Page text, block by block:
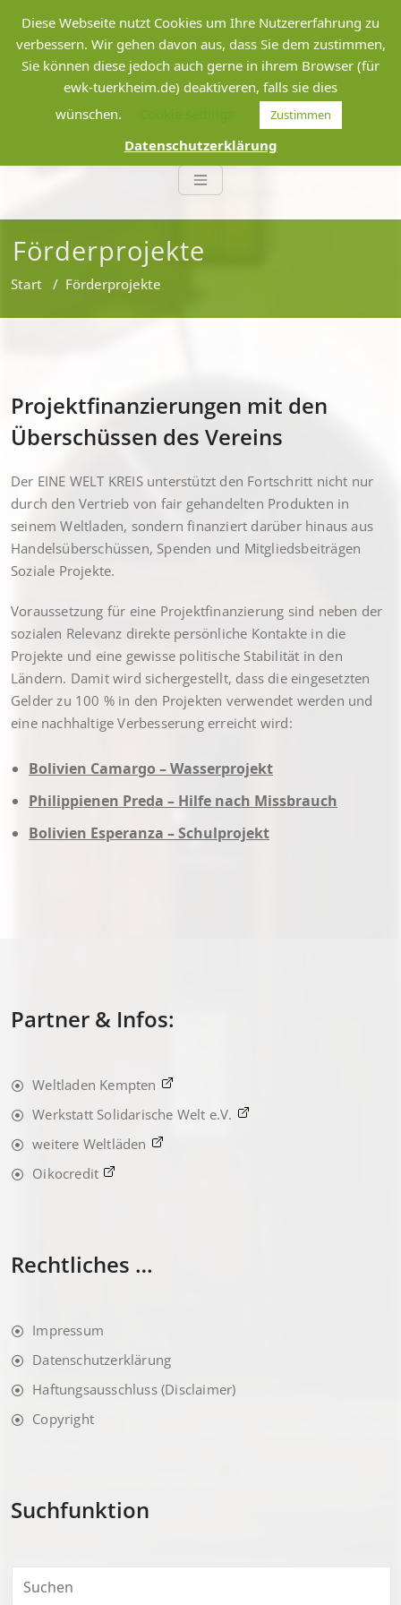
Inhalt
springen
Weltladen Türkheim
Eine-Welt-Kreis Türkheim e.V.
Förderprojekte
Start / Förderprojekte
Projektfinanzierungen mit den
Überschüssen des Vereins
Der EINE WELT KREIS unterstützt den Fortschritt nicht nur
durch den Vertrieb von fair gehandelten Produkten in
seinem Weltladen, sondern finanziert darüber hinaus aus
Handelsüberschüssen, Spenden und Mitgliedsbeiträgen
Soziale Projekte.
Voraussetzung für eine Projektfinanzierung sind neben der
sozialen Relevanz direkte persönliche Kontakte in die
Projekte und eine gewisse politische Stabilität in den
Ländern. Damit wird sichergestellt, dass die eingesetzten
Gelder zu 100 % in den Projekten verwendet werden und
eine nachhaltige Verbesserung erreicht wird:
Bolivien Camargo – Wasserprojekt
Philippienen Preda – Hilfe nach Missbrauch
Bolivien Esperanza – Schulprojekt
Partner & Infos:
Weltladen Kempten
Werkstatt Solidarische Welt e.V.
weitere Weltläden
Oikocredit
Rechtliches …
Impressum
Datenschutzerklärung
Haftungsausschluss (Disclaimer)
Copyright
Suchfunktion
Diese Webseite nutzt Cookies um Ihre Nutzererfahrung zu
verbessern. Wir gehen davon aus, dass Sie dem zustimmen,
Sie können diese jedoch auch gerne in ihrem Browser (für
ewk-tuerkheim.de) deaktiveren, falls sie dies
wünschen.
Cookie settings Zustimmen
Datenschutzerklärung